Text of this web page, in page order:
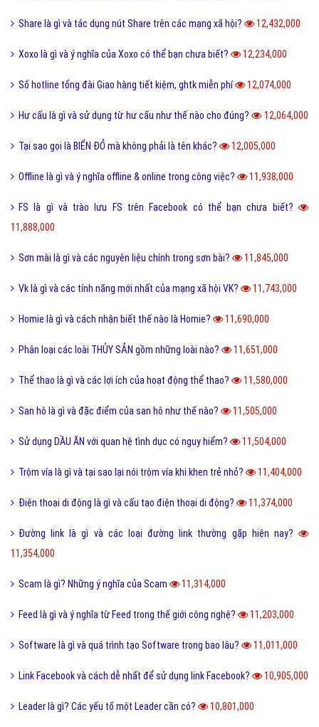
Share là gì và tác dụng nút Share trên các mạng xã hội? 12,432,000
Xoxo là gì và ý nghĩa của Xoxo có thể bạn chưa biết? 12,234,000
Số hotline tổng đài Giao hàng tiết kiệm, ghtk miễn phí 12,074,000
Hư cấu là gì và sử dụng từ hư cấu như thế nào cho đúng? 12,064,000
Tại sao gọi là BIỂN ĐỎ mà không phải là tên khác? 12,005,000
Offline là gì và ý nghĩa offline & online trong công việc? 11,938,000
FS là gì và trào lưu FS trên Facebook có thể bạn chưa biết?
11,888,000
Sơn mài là gì và các nguyên liệu chính trong sơn bài? 11,845,000
Vk là gì và các tính năng mới nhất của mạng xã hội VK? 11,743,000
Homie là gì và cách nhận biết thế nào là Homie? 11,690,000
Phân loại các loài THỦY SẢN gồm những loài nào? 11,651,000
Thể thao là gì và các lợi ích của hoạt động thể thao? 11,580,000
San hô là gì và đặc điểm của san hô như thế nào? 11,505,000
Sử dụng DẦU ĂN với quan hệ tình dục có nguy hiểm? 11,504,000
Trộm vía là gì và tại sao lại nói trộm vía khi khen trẻ nhỏ? 11,404,000
Điện thoại di động là gì và cấu tạo điện thoại di động? 11,374,000
Đường link là gì và các loại đường link thường gặp hiện nay?
11,354,000
Scam là gì? Những ý nghĩa của Scam 11,314,000
Feed là gì và ý nghĩa từ Feed trong thế giới công nghệ? 11,203,000
Software là gì và quá trình tạo Software trong bao lâu? 11,011,000
Link Facebook và cách dễ nhất để sử dụng link Facebook? 10,905,000
Leader là gì? Các yếu tố một Leader cần có? 10,801,000